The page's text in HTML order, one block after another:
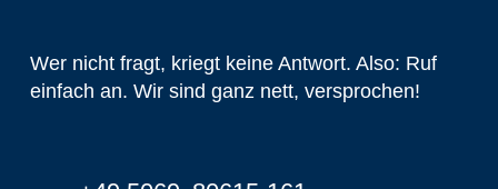
Wer nicht fragt, kriegt keine Antwort. Also: Ruf
einfach an. Wir sind ganz nett, versprochen!